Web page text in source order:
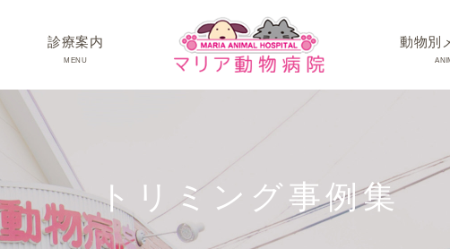
診療案内
MENU
動物別
ネコちゃんの病気
うさぎちゃん･そ
トリミング事例集